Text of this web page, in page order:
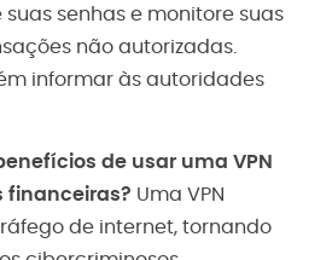
senhas e monitore suas
não autorizadas.
informar às autoridades
de usar uma VPN
financeiras? Uma VPN
de internet, tornando